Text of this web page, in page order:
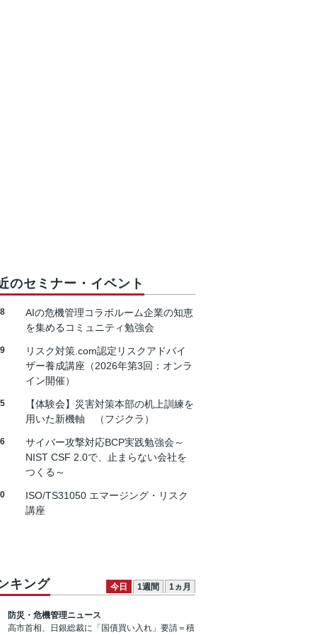
のセミナー・イベント
AIの危機管理コラボルーム企業の知恵
を集めるコミュニティ勉強会
リスク対策.com認定リスクアドバイ
ザー養成講座（2026年第3回：オンラ
イン開催）
【体験会】災害対策本部の机上訓練を
用いた新機軸 （フジクラ）
サイバー攻撃対応BCP実践勉強会～
NIST CSF 2.0で、止まらない会社を
つくる～
ISO/TS31050 エマージング・リスク
講座
キング 今日 1週間 1ヵ月
防災・危機管理ニュース
高市首相、日銀総裁に「国債買い入れ」要請＝積